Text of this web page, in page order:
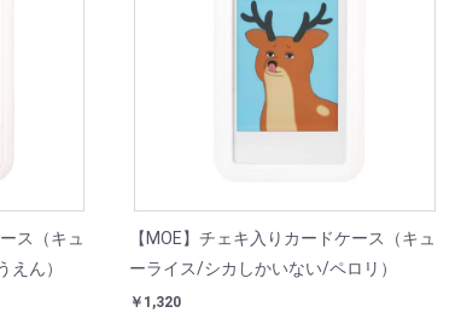
ス（キュ
ん）
【MOE】チェキ入りカードケース（キュ
ーライス/シカしかいない/ペロリ）
￥1,320